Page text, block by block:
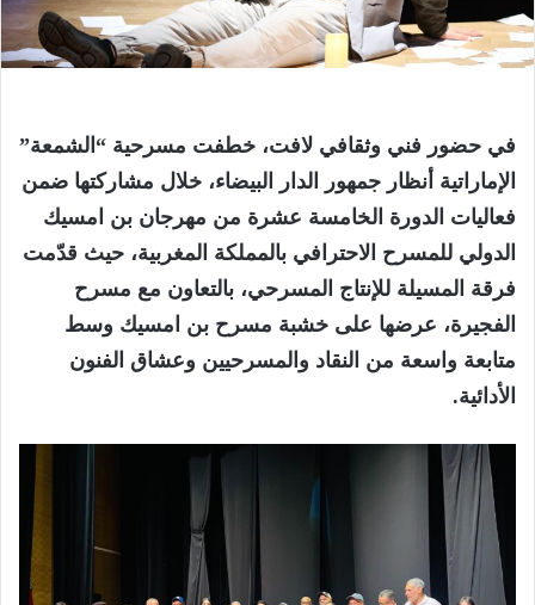
في حضور فني وثقافي لافت، خطفت مسرحية “الشمعة”
الإماراتية أنظار جمهور الدار البيضاء، خلال مشاركتها ضمن
فعاليات الدورة الخامسة عشرة من مهرجان بن امسيك
الدولي للمسرح الاحترافي بالمملكة المغربية، حيث قدّمت
فرقة المسيلة للإنتاج المسرحي، بالتعاون مع مسرح
الفجيرة، عرضها على خشبة مسرح بن امسيك وسط
متابعة واسعة من النقاد والمسرحيين وعشاق الفنون
الأدائية.